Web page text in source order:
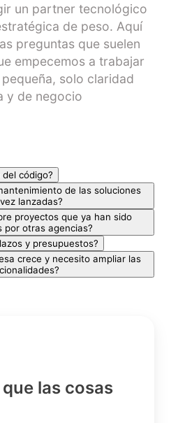
un partner tecnológico
de peso. Aquí
preguntas que suelen
empecemos a trabajar
solo claridad
y de negocio
código?
de las soluciones
lanzadas?
proyectos que ya han sido
por otras agencias?
y presupuestos?
crece y necesito ampliar las
las cosas